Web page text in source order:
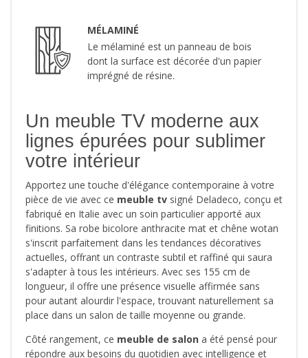
MÉLAMINÉ
Le mélaminé est un panneau de bois
dont la surface est décorée d'un papier
imprégné de résine.
Un meuble TV moderne aux
lignes épurées pour sublimer
votre intérieur
Apportez une touche d'élégance contemporaine à votre
pièce de vie avec ce meuble tv signé Deladeco, conçu et
fabriqué en Italie avec un soin particulier apporté aux
finitions. Sa robe bicolore anthracite mat et chêne wotan
s'inscrit parfaitement dans les tendances décoratives
actuelles, offrant un contraste subtil et raffiné qui saura
s'adapter à tous les intérieurs. Avec ses 155 cm de
longueur, il offre une présence visuelle affirmée sans
pour autant alourdir l'espace, trouvant naturellement sa
place dans un salon de taille moyenne ou grande.
Côté rangement, ce meuble de salon a été pensé pour
répondre aux besoins du quotidien avec intelligence et